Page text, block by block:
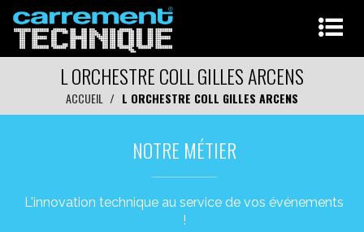
L ORCHESTRE COLL GILLES ARCENS
ACCUEIL L ORCHESTRE COLL GILLES ARCENS
NOTRE MÉTIER
L'innovation technique au service de vos événements
!